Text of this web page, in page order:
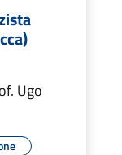
Ugo